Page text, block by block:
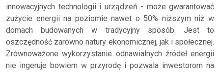
innowacyjnych technologii i urządzeń - może gwarantować
zużycie energii na poziomie nawet o 50% niższym niż w
domach budowanych w tradycyjny sposób. Jest to
oszczędność zarówno natury ekonomicznej, jak i społecznej.
Zrównoważone wykorzystanie odnawialnych źródeł energii
nie ingeruje bowiem w przyrodę i pozwala inwestorom na